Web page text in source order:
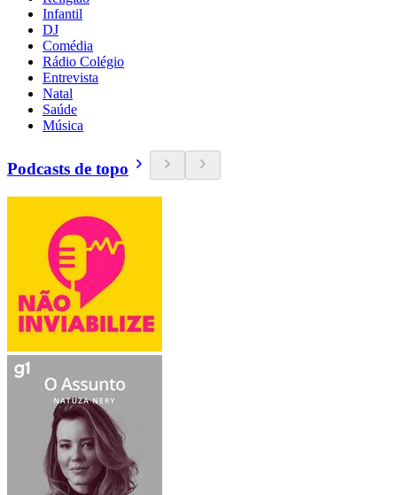
Infantil
DJ
Comédia
Rádio Colégio
Entrevista
Natal
Saúde
Música
Podcasts de topo